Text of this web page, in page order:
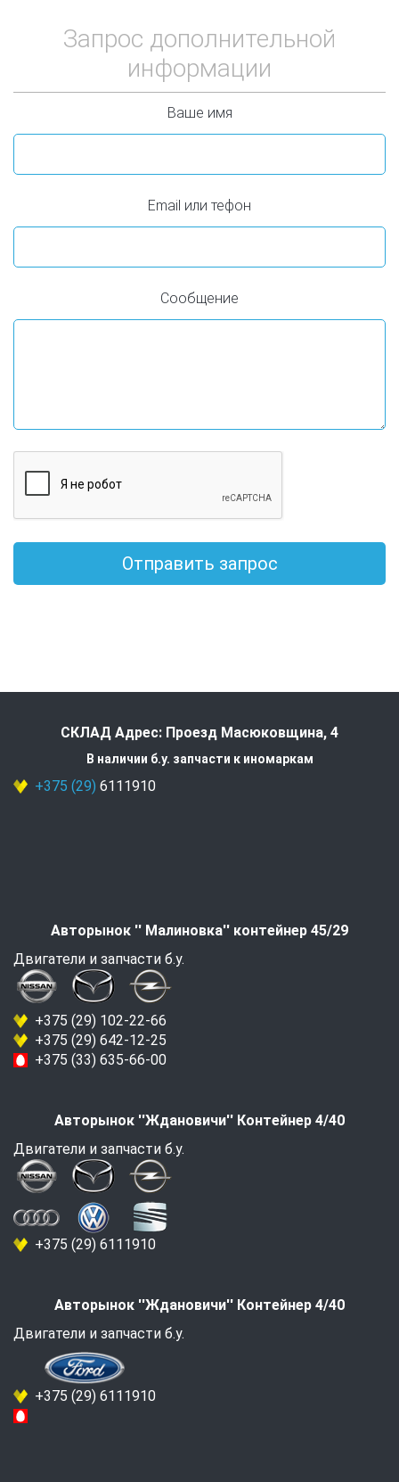
Запрос дополнительной
информации
Ваше имя
Email или тефон
Сообщение
Отправить запрос
СКЛАД Адрес: Проезд Масюковщина, 4
В наличии б.у. запчасти к иномаркам
+375 (29) 6111910
Авторынок '' Малиновка'' контейнер 45/29
Двигатели и запчасти б.у.
+375 (29) 102-22-66
+375 (29) 642-12-25
+375 (33) 635-66-00
Авторынок ''Ждановичи'' Контейнер 4/40
Двигатели и запчасти б.у.
+375 (29) 6111910
Авторынок ''Ждановичи'' Контейнер 4/40
Двигатели и запчасти б.у.
+375 (29) 6111910